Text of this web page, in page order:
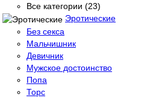
Все категории (23)
Эротические
Без секса
Мальчишник
Девичник
Мужское достоинство
Попа
Торс